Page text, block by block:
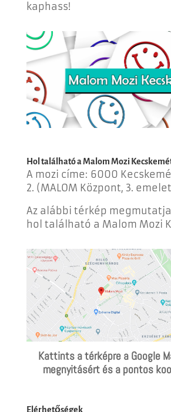
kaphass!
Hol található aMalom Mozi
A mozi címe: 6000
2. (MALOM Központ, 3.
Az alábbi térkép
hol található a Malom Mozi
Kattints a térképre a Google
megnyitásért és a pontos
Elérhetőségek